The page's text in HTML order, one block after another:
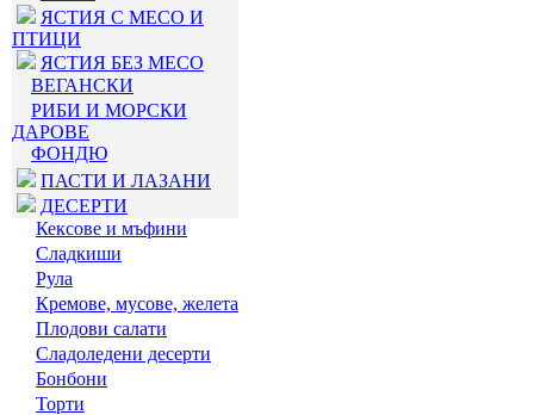
ЯСТИЯ С МЕСО И
ПТИЦИ
ЯСТИЯ БЕЗ МЕСО
ВЕГАНСКИ
РИБИ И МОРСКИ
ДАРОВЕ
ФОНДЮ
ПАСТИ И ЛАЗАНИ
ДЕСЕРТИ
Кексове и мъфини
Сладкиши
Рула
Кремове, мусове, желета
Плодови салати
Сладоледени десерти
Бонбони
Торти